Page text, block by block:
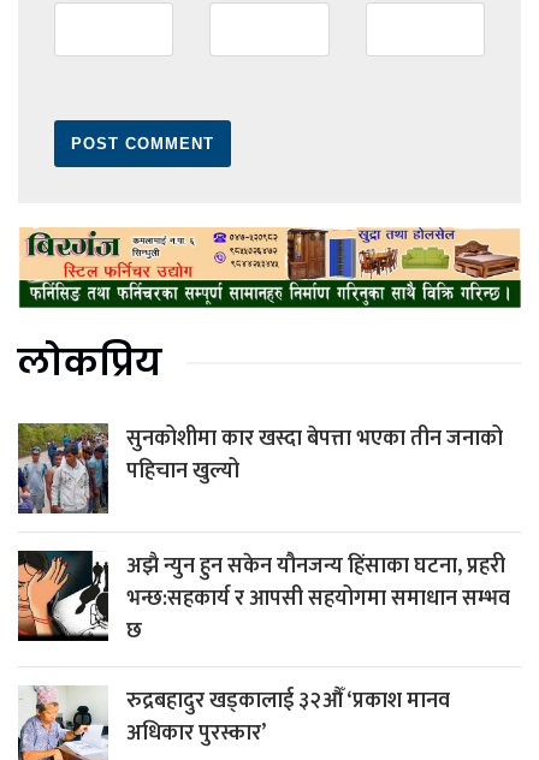
लोकप्रिय
सुनकोशीमा कार खस्दा बेपत्ता भएका तीन जनाको
पहिचान खुल्यो
अझै न्युन हुन सकेन यौनजन्य हिंसाका घटना, प्रहरी
भन्छ:सहकार्य र आपसी सहयोगमा समाधान सम्भव
छ
रुद्रबहादुर खड्कालाई ३२औँ ‘प्रकाश मानव
अधिकार पुरस्कार’